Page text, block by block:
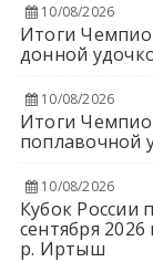
10/08/2026
Итоги
донной
10/08/2026
Итоги
поплавочной
10/08/2026
Кубок России
сентября
р. Иртыш